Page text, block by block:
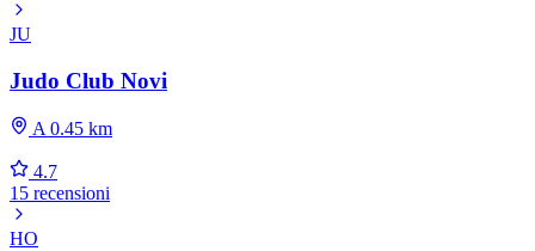
JU
Judo Club Novi
A 0.45 km
4.7
15 recensioni
HO